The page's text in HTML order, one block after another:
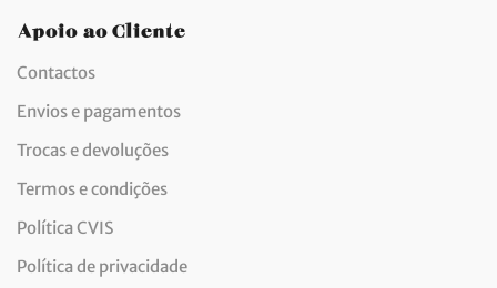
Apoio ao Cliente
Contactos
Envios e pagamentos
Trocas e devoluções
Termos e condições
Política CVIS
Política de privacidade